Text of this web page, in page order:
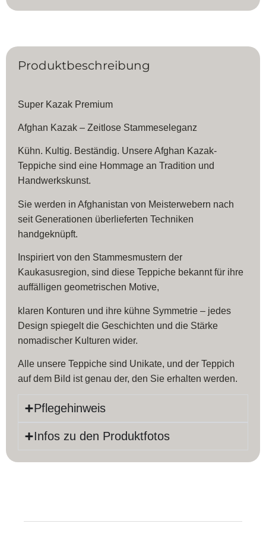
Produktbeschreibung
Super Kazak Premium
Afghan Kazak – Zeitlose Stammeseleganz
Kühn. Kultig. Beständig. Unsere Afghan Kazak-
Teppiche sind eine Hommage an Tradition und
Handwerkskunst.
Sie werden in Afghanistan von Meisterwebern nach
seit Generationen überlieferten Techniken
handgeknüpft.
Inspiriert von den Stammesmustern der
Kaukasusregion, sind diese Teppiche bekannt für ihre
auffälligen geometrischen Motive,
klaren Konturen und ihre kühne Symmetrie – jedes
Design spiegelt die Geschichten und die Stärke
nomadischer Kulturen wider.
Alle unsere Teppiche sind Unikate, und der Teppich
auf dem Bild ist genau der, den Sie erhalten werden.
Pflegehinweis
Infos zu den Produktfotos
Länge:187 cm Farbe:Beige